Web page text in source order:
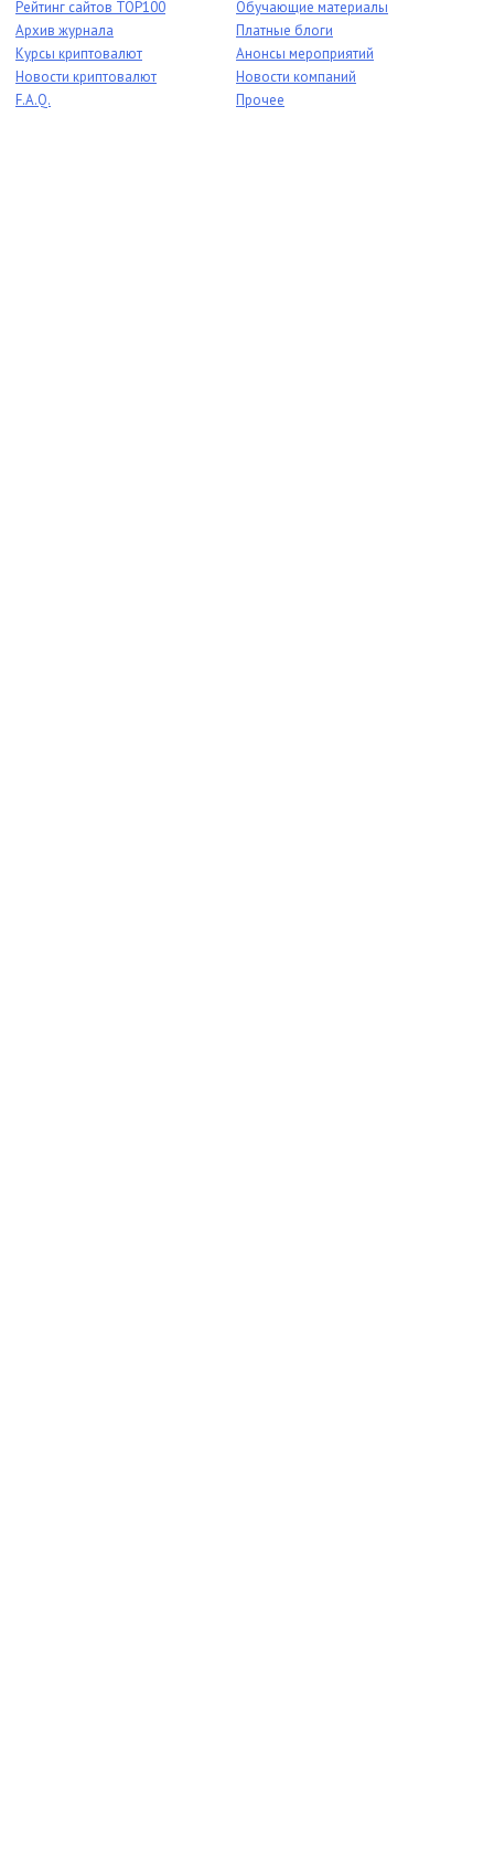
Рейтинг сайтов TOP100
Архив журнала
Курсы криптовалют
Новости криптовалют
F.A.Q.
Обучающие материалы
Платные блоги
Анонсы мероприятий
Новости компаний
Прочее